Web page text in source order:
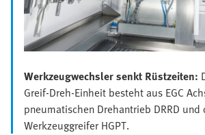
Werkzeugwechsler senkt Rüstzeiten:
Greif-Dreh-Einheit besteht aus EGC
pneumatischen Drehantrieb DRRD
Werkzeuggreifer HGPT.